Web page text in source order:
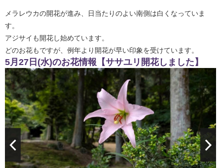
メラレウカの開花が進み、日当たりのよい南側は白くなっていま
す。
アジサイも開花し始めています。
どのお花もですが、例年より開花が早い印象を受けています。
5月27日(水)のお花情報【ササユリ開花しました】